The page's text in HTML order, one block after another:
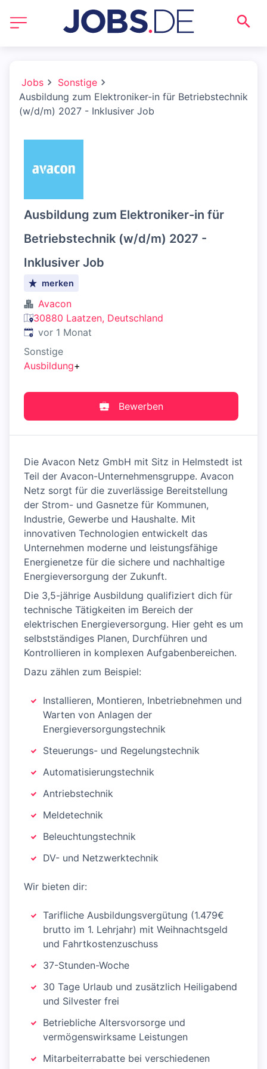
Jobs
Sonstige
Ausbildung zum Elektroniker-in für Betriebstechnik
(w/d/m) 2027 - Inklusiver Job
Ausbildung zum Elektroniker-in für
Betriebstechnik (w/d/m) 2027 -
Inklusiver Job
merken
Avacon
30880 Laatzen, Deutschland
Veröffentlicht:
vor 1 Monat
Sonstige
Ausbildung+
Bewerben
Die Avacon Netz GmbH mit Sitz in Helmstedt ist
Teil der Avacon-Unternehmensgruppe. Avacon
Netz sorgt für die zuverlässige Bereitstellung
der Strom- und Gasnetze für Kommunen,
Industrie, Gewerbe und Haushalte. Mit
innovativen Technologien entwickelt das
Unternehmen moderne und leistungsfähige
Energienetze für die sichere und nachhaltige
Energieversorgung der Zukunft.
Die 3,5-jährige Ausbildung qualifiziert dich für
technische Tätigkeiten im Bereich der
elektrischen Energieversorgung. Hier geht es um
selbstständiges Planen, Durchführen und
Kontrollieren in komplexen Aufgabenbereichen.
Dazu zählen zum Beispiel:
Installieren, Montieren, Inbetriebnehmen und
Warten von Anlagen der
Energieversorgungstechnik
Steuerungs- und Regelungstechnik
Automatisierungstechnik
Antriebstechnik
Meldetechnik
Beleuchtungstechnik
DV- und Netzwerktechnik
Wir bieten dir:
Tarifliche Ausbildungsvergütung (1.479€
brutto im 1. Lehrjahr) mit Weihnachtsgeld
und Fahrtkostenzuschuss
37-Stunden-Woche
30 Tage Urlaub und zusätzlich Heiligabend
und Silvester frei
Betriebliche Altersvorsorge und
vermögenswirksame Leistungen
Mitarbeiterrabatte bei verschiedenen